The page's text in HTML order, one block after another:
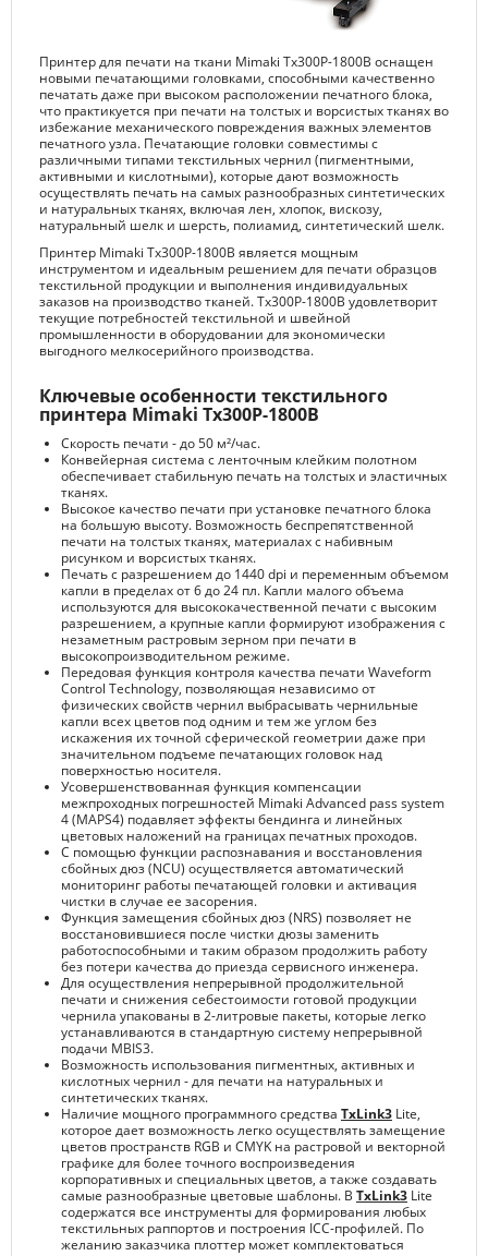
Принтер для печати на ткани Mimaki Tx300P-1800B оснащен
новыми печатающими головками, способными качественно
печатать даже при высоком расположении печатного блока,
что практикуется при печати на толстых и ворсистых тканях во
избежание механического повреждения важных элементов
печатного узла. Печатающие головки совместимы с
различными типами текстильных чернил (пигментными,
активными и кислотными), которые дают возможность
осуществлять печать на самых разнообразных синтетических
и натуральных тканях, включая лен, хлопок, вискозу,
натуральный шелк и шерсть, полиамид, синтетический шелк.
Принтер Mimaki Tx300P-1800В является мощным
инструментом и идеальным решением для печати образцов
текстильной продукции и выполнения индивидуальных
заказов на производство тканей. Tx300P-1800В удовлетворит
текущие потребностей текстильной и швейной
промышленности в оборудовании для экономически
выгодного мелкосерийного производства.
Ключевые особенности текстильного
принтера Mimaki Tx300P-1800B
Скорость печати - до 50 м²/час.
Конвейерная система с ленточным клейким полотном
обеспечивает стабильную печать на толстых и эластичных
тканях.
Высокое качество печати при установке печатного блока
на большую высоту. Возможность беспрепятственной
печати на толстых тканях, материалах с набивным
рисунком и ворсистых тканях.
Печать с разрешением до 1440 dpi и переменным объемом
капли в пределах от 6 до 24 пл. Капли малого объема
используются для высококачественной печати с высоким
разрешением, а крупные капли формируют изображения с
незаметным растровым зерном при печати в
высокопроизводительном режиме.
Передовая функция контроля качества печати Waveform
Control Technology, позволяющая независимо от
физических свойств чернил выбрасывать чернильные
капли всех цветов под одним и тем же углом без
искажения их точной сферической геометрии даже при
значительном подъеме печатающих головок над
поверхностью носителя.
Усовершенствованная функция компенсации
межпроходных погрешностей Mimaki Advanced pass system
4 (MAPS4) подавляет эффекты бендинга и линейных
цветовых наложений на границах печатных проходов.
С помощью функции распознавания и восстановления
сбойных дюз (NCU) осуществляется автоматический
мониторинг работы печатающей головки и активация
чистки в случае ее засорения.
Функция замещения сбойных дюз (NRS) позволяет не
восстановившиеся после чистки дюзы заменить
работоспособными и таким образом продолжить работу
без потери качества до приезда сервисного инженера.
Для осуществления непрерывной продолжительной
печати и снижения себестоимости готовой продукции
чернила упакованы в 2-литровые пакеты, которые легко
устанавливаются в стандартную систему непрерывной
подачи MBIS3.
Возможность использования пигментных, активных и
кислотных чернил - для печати на натуральных и
синтетических тканях.
Наличие мощного программного средства TxLink3 Lite,
которое дает возможность легко осуществлять замещение
цветов пространств RGB и CMYK на растровой и векторной
графике для более точного воспроизведения
корпоративных и специальных цветов, а также создавать
самые разнообразные цветовые шаблоны. В TxLink3 Lite
содержатся все инструменты для формирования любых
текстильных раппортов и построения ICC-профилей. По
желанию заказчика плоттер может комплектоваться